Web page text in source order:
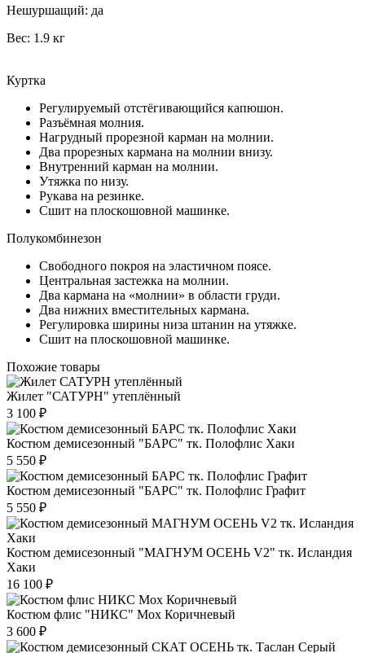
Нешуршащий: да
Вес: 1.9 кг
Куртка
Регулируемый отстёгивающийся капюшон.
Разъёмная молния.
Нагрудный прорезной карман на молнии.
Два прорезных кармана на молнии внизу.
Внутренний карман на молнии.
Утяжка по низу.
Рукава на резинке.
Сшит на плоскошовной машинке.
Полукомбинезон
Свободного покроя на эластичном поясе.
Центральная застежка на молнии.
Два кармана на «молнии» в области груди.
Два нижних вместительных кармана.
Регулировка ширины низа штанин на утяжке.
Сшит на плоскошовной машинке.
Похожие товары
Жилет "САТУРН" утеплённый
3 100 ₽
Костюм демисезонный "БАРС" тк. Полофлис Хаки
5 550 ₽
Костюм демисезонный "БАРС" тк. Полофлис Графит
5 550 ₽
Костюм демисезонный "МАГНУМ ОСЕНЬ V2" тк. Исландия
Хаки
16 100 ₽
Костюм флис "НИКС" Мох Коричневый
3 600 ₽